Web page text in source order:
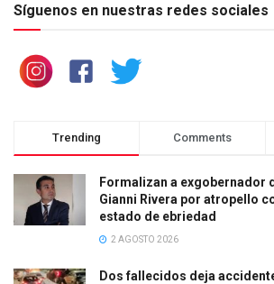
Síguenos en nuestras redes sociales
Trending Comments
Formalizan a exgobernador
Gianni Rivera por atropello
estado de ebriedad
2 AGOSTO 2026
Dos fallecidos deja